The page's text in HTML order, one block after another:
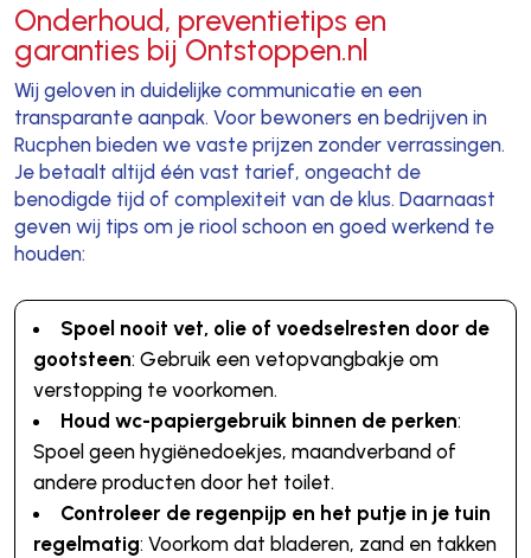
Onderhoud, preventietips en
garanties bij Ontstoppen.nl
Wij geloven in duidelijke communicatie en een
transparante aanpak. Voor bewoners en bedrijven in
Rucphen bieden we vaste prijzen zonder verrassingen.
Je betaalt altijd één vast tarief, ongeacht de
benodigde tijd of complexiteit van de klus. Daarnaast
geven wij tips om je riool schoon en goed werkend te
houden:
Spoel nooit vet, olie of voedselresten door de
gootsteen: Gebruik een vetopvangbakje om
verstopping te voorkomen.
Houd wc-papiergebruik binnen de perken:
Spoel geen hygiënedoekjes, maandverband of
andere producten door het toilet.
Controleer de regenpijp en het putje in je tuin
regelmatig: Voorkom dat bladeren, zand en takken